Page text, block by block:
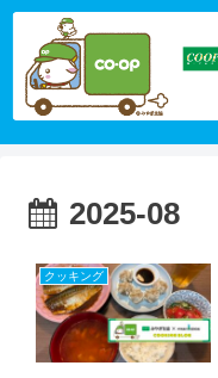
2025-08
クッキング